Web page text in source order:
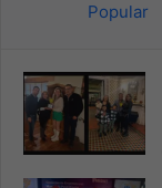
Popular